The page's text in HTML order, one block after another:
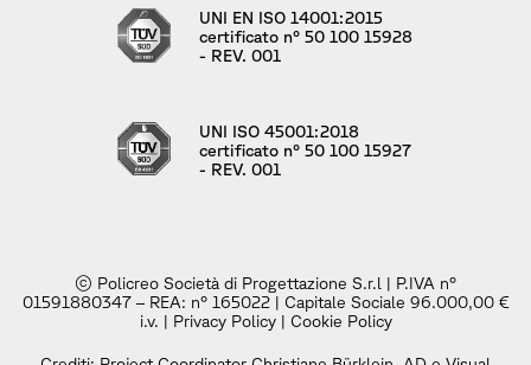
UNI EN ISO 14001:2015
certificato n° 50 100 15928
- REV. 001
UNI ISO 45001:2018
certificato n° 50 100 15927
- REV. 001
© Policreo Società di Progettazione S.r.l | P.IVA n°
01591880347 – REA: n° 165022 | Capitale Sociale 96.000,00 €
i.v. | Privacy Policy| Cookie Policy